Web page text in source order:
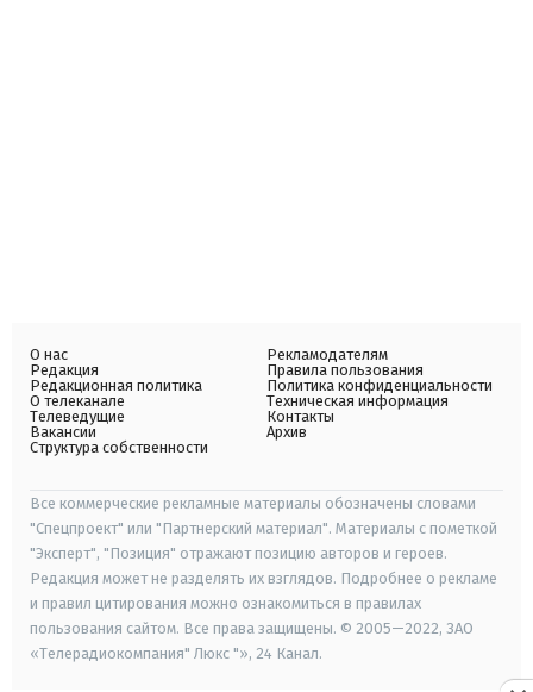
О нас
Редакция
Редакционная политика
О телеканале
Телеведущие
Вакансии
Структура собственности
Рекламодателям
Правила пользования
Политика конфиденциальности
Техническая информация
Контакты
Архив
Все коммерческие рекламные материалы обозначены словами
"Спецпроект" или "Партнерский материал". Материалы с пометкой
"Эксперт", "Позиция" отражают позицию авторов и героев.
Редакция может не разделять их взглядов. Подробнее о рекламе
и правил цитирования можно ознакомиться в правилах
пользования сайтом. Все права защищены. © 2005—2022, ЗАО
«Телерадиокомпания" Люкс "», 24 Канал.